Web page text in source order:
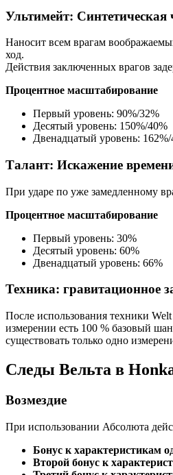
Ультимейт: Синтетическая
Наносит всем врагам
ход.
Действия заключенных врагов
Процентное масштабирование
Первый уровень: 90%/32%
Десятый уровень: 150%/40%
Двенадцатый уровень:
Талант: Искажение
При ударе по уже замедленному
Процентное масштабирование
Первый уровень: 30%
Десятый уровень: 60%
Двенадцатый уровень: 66%
Техника: гравитационное
После использования техники
измерении есть 100 % базовый
существовать только одно
Следы Вельта в
Возмездие
При использовании Абсолюта
Бонус к характеристикам
Второй бонус к